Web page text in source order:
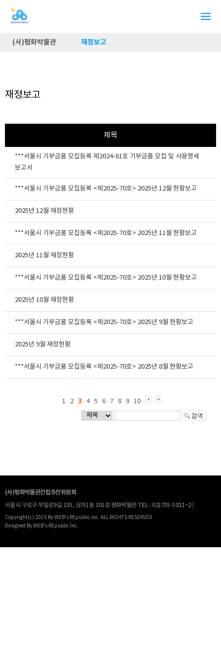
(사)평화박물관 재정보고
재정보고
제목
***서울시 기부금품 모집등록 제2024-61호 기부금품 모집 및 사용명세
보고서
***서울시 기부금품 모집등록 <제2025-70호> 2025년 12월 현황보고
2025년 12월 재정현황
***서울시 기부금품 모집등록 <제2025-70호> 2025년 11월 현황보고
2025년 11월 재정현황
***서울시 기부금품 모집등록 <제2025-70호> 2025년 10월 현황보고
2025년 10월 재정현황
***서울시 기부금품 모집등록 <제2025-70호> 2025년 9월 현황보고
2025년 9월 재정현황
***서울시 기부금품 모집등록 <제2025-70호> 2025년 8월 현황보고
1 2 3 4 5 6 7 8 9 10
(사)평화박물관건립추진위원회
서울시 구로구 부일로9길 135, 상가1동 101호 평화박물관 TEL : 02)735-5811~2 |
Copyright(c) 2015 By WEB's REpublic Inc. ALL RIGHTS RESERVED.
Designed By WEB's REpublic Inc.